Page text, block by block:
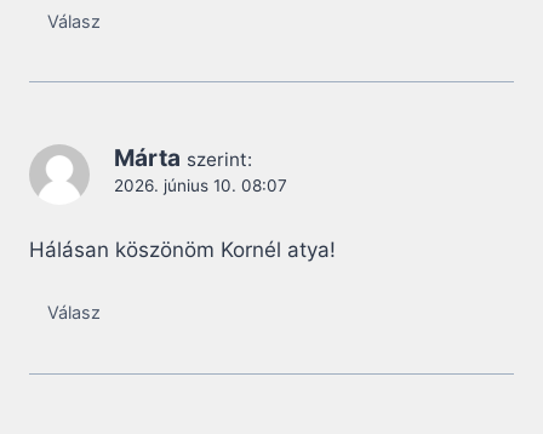
Válasz
Márta szerint:
2026. június 10. 08:07
Hálásan köszönöm Kornél atya!
Válasz